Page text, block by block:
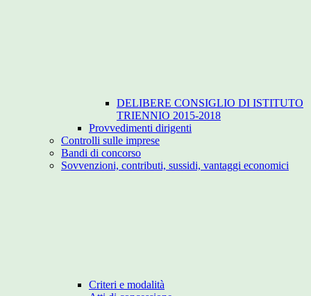
DELIBERE CONSIGLIO DI ISTITUTO
TRIENNIO 2015-2018
Provvedimenti dirigenti
Controlli sulle imprese
Bandi di concorso
Sovvenzioni, contributi, sussidi, vantaggi economici
Criteri e modalità